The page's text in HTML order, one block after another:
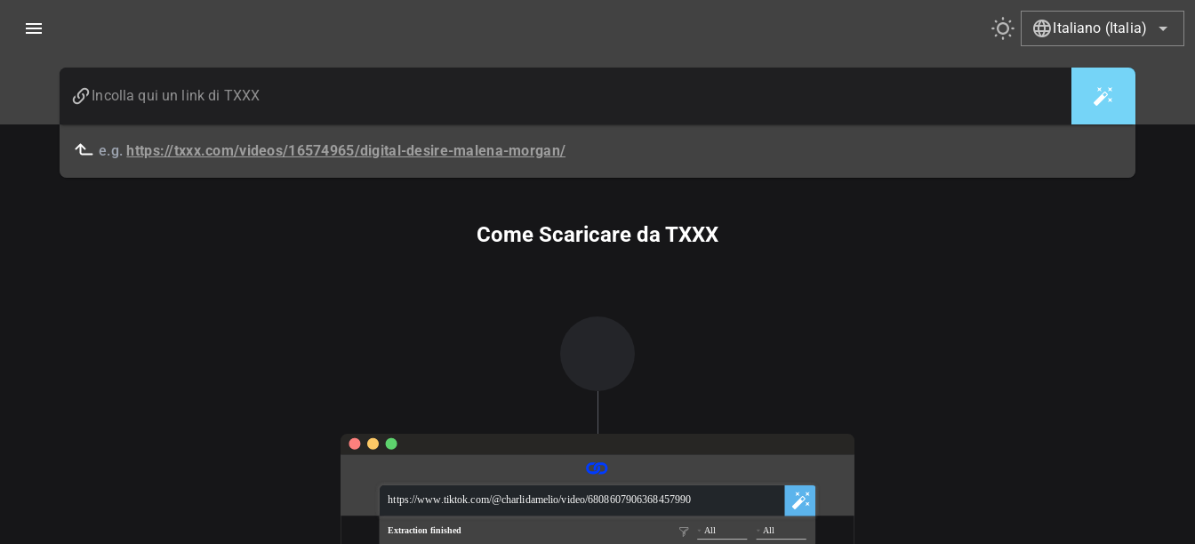
Italiano (Italia)
e.g. https://txxx.com/videos/16574965/digital-desire-malena-morgan/
Come Scaricare da TXXX
Extraction finished
https://www.tiktok.com/@charlidamelio/video/6808607906368457990
All All